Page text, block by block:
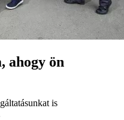
ahogy ön
is